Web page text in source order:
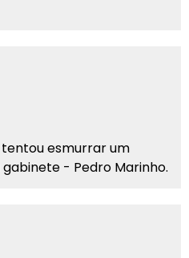
tentou esmurrar um
- Pedro Marinho.